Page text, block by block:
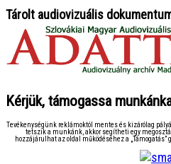
Tárolt audiovizuális
Kérjük, támogassa
Tevékenységünk reklámoktól mentes és kizárólag
tetszik a munkánk, akkor segítheti egy
hozzájárulhat az oldal működéséhez a